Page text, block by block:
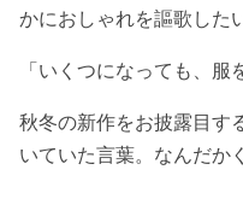
かにおしゃれを謳歌した
「いくつになっても、服
秋冬の新作をお披露目す
いていた言葉。なんだか